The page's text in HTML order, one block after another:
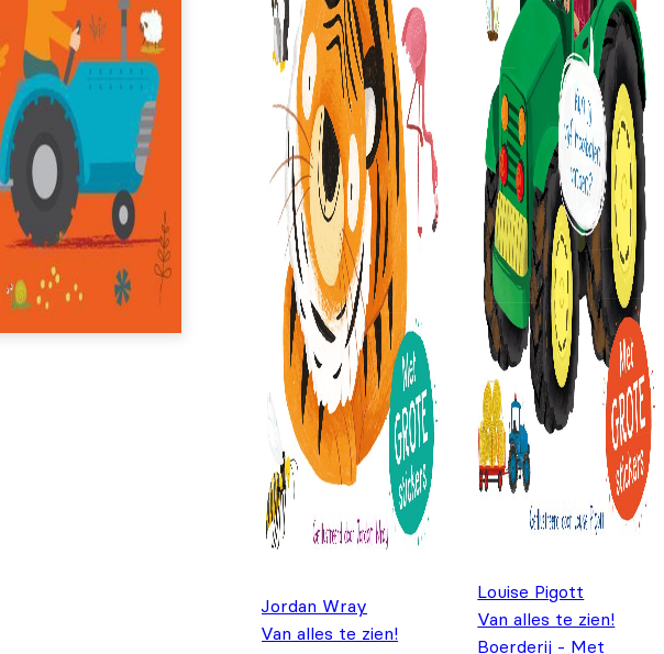
Jordan Wray
Van alles te zien!
Louise Pigott
Van alles te zien!
Boerderij - Met